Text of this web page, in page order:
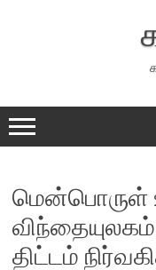
மென்பொருள்
திட்டம்